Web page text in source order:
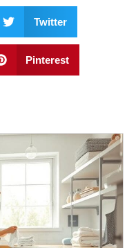
Twitter
Pinterest